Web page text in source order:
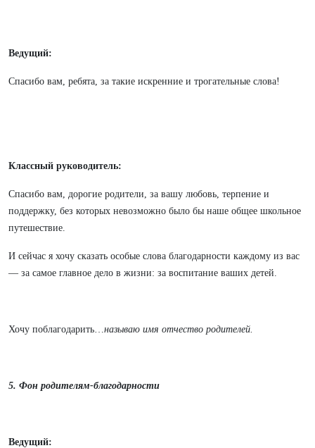
Ведущий:
Спасибо вам, ребята, за такие искренние и трогательные слова!
Классный руководитель:
Спасибо вам, дорогие родители, за вашу любовь, терпение и
поддержку, без которых невозможно было бы наше общее школьное
путешествие.
И сейчас я хочу сказать особые слова благодарности каждому из вас
— за самое главное дело в жизни: за воспитание ваших детей.
Хочу поблагодарить…называю имя отчество родителей.
5. Фон родителям-благодарности
Ведущий: